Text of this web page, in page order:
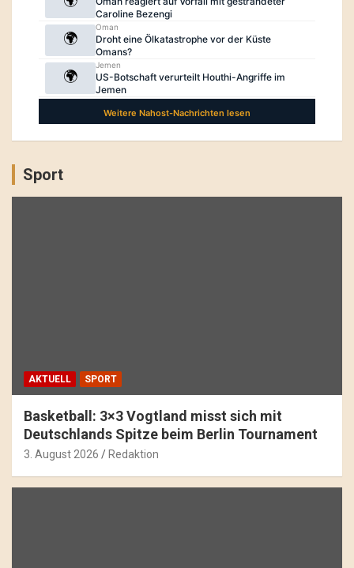
Sport
AKTUELL SPORT
Basketball: 3×3 Vogtland misst sich mit
Deutschlands Spitze beim Berlin Tournament
3. August 2026 Redaktion